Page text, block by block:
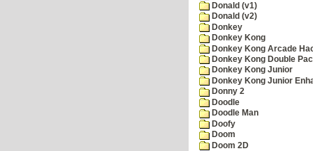
Donald (v1)
Donald (v2)
Donkey
Donkey Kong
Donkey Kong Arcade
Donkey Kong Double
Donkey Kong Junior
Donkey Kong Junior
Donny 2
Doodle
Doodle Man
Doofy
Doom
Doom 2D